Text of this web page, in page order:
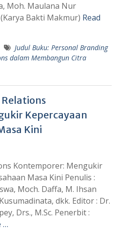
Moh. Maulana Nur
Bakti Makmur) Read
Judul Buku: Personal Branding
dalam Membangun Citra
Relations
Kepercayaan
Kini
Kontemporer: Mengukir
Masa Kini Penulis :
Moch. Daffa, M. Ihsan
dkk. Editor : Dr.
Drs., M.Sc. Penerbit :
…